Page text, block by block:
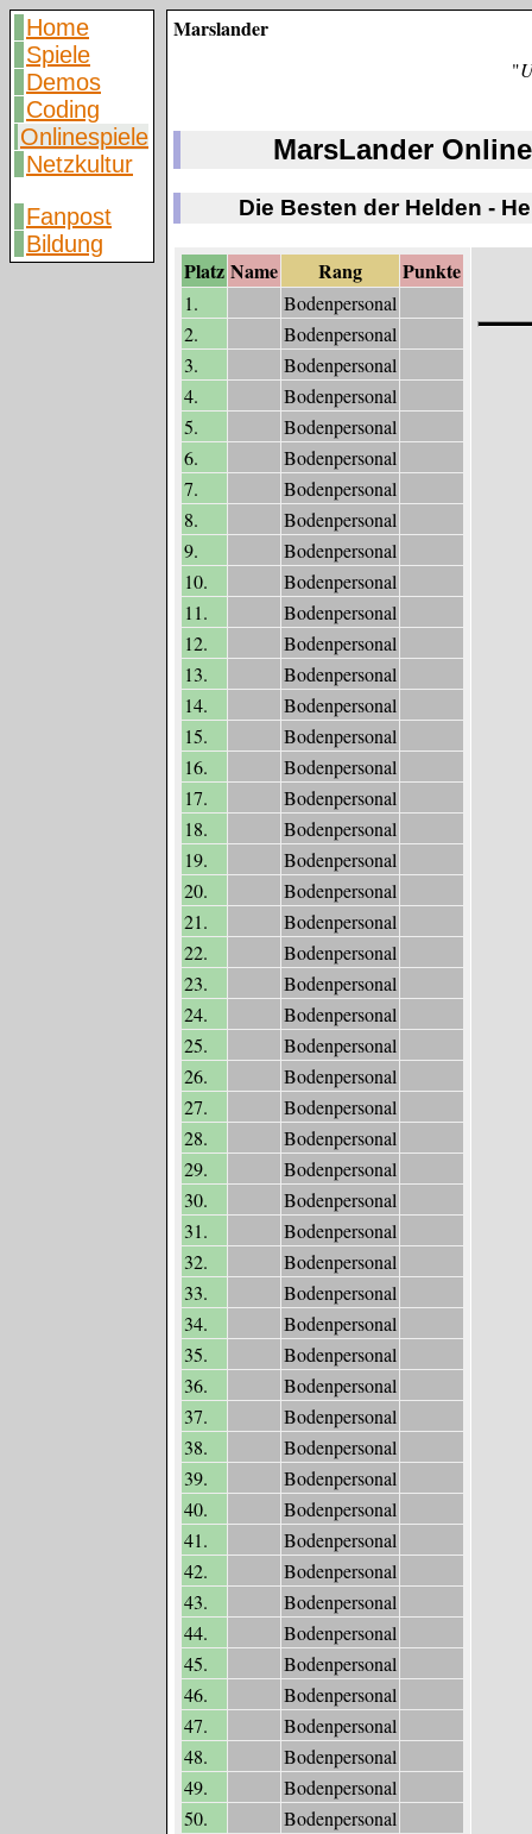
Home
Spiele
Demos
Coding
Onlinespiele
Netzkultur
Fanpost
Bildung
Marslander
"
MarsLander
Die Besten der Helden -
Platz Name Rang Punkte
1.
Bodenpersonal
2.
Bodenpersonal
3.
Bodenpersonal
4.
Bodenpersonal
5.
Bodenpersonal
6.
Bodenpersonal
7.
Bodenpersonal
8.
Bodenpersonal
9.
Bodenpersonal
10.
Bodenpersonal
11.
Bodenpersonal
12.
Bodenpersonal
13.
Bodenpersonal
14.
Bodenpersonal
15.
Bodenpersonal
16.
Bodenpersonal
17.
Bodenpersonal
18.
Bodenpersonal
19.
Bodenpersonal
20.
Bodenpersonal
21.
Bodenpersonal
22.
Bodenpersonal
23.
Bodenpersonal
24.
Bodenpersonal
25.
Bodenpersonal
26.
Bodenpersonal
27.
Bodenpersonal
28.
Bodenpersonal
29.
Bodenpersonal
30.
Bodenpersonal
31.
Bodenpersonal
32.
Bodenpersonal
33.
Bodenpersonal
34.
Bodenpersonal
35.
Bodenpersonal
36.
Bodenpersonal
37.
Bodenpersonal
38.
Bodenpersonal
39.
Bodenpersonal
40.
Bodenpersonal
41.
Bodenpersonal
42.
Bodenpersonal
43.
Bodenpersonal
44.
Bodenpersonal
45.
Bodenpersonal
46.
Bodenpersonal
47.
Bodenpersonal
48.
Bodenpersonal
49.
Bodenpersonal
50.
Bodenpersonal